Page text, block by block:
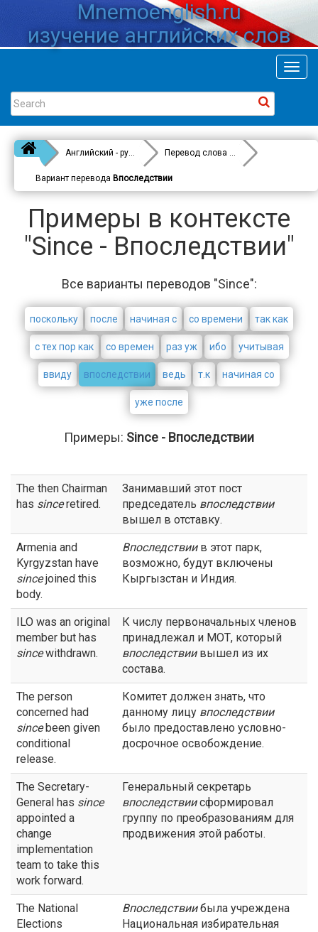
Mnemoenglish.ru
изучение английских слов
Английский - русский Перевод слова
Since
Вариант перевода Впоследствии
Примеры в контексте
"Since - Впоследствии"
Все варианты переводов "Since":
поскольку после начиная с со времени так как
с тех пор как со времен раз уж ибо учитывая
ввиду впоследствии ведь т.к начиная со
уже после
Примеры: Since - Впоследствии
The then Chairman
has sinceretired.
Занимавший этот пост
председатель впоследствии
вышел в отставку.
Armenia and
Kyrgyzstan have
sincejoined this
body.
Впоследствиив этот парк,
возможно, будут включены
Кыргызстан и Индия.
ILO was an original
member but has
sincewithdrawn.
К числу первоначальных членов
принадлежал и МОТ, который
впоследствиивышел из их
состава.
The person
concerned had
sincebeen given
conditional
release.
Комитет должен знать, что
данному лицу впоследствии
было предоставлено условно-
досрочное освобождение.
The Secretary-
General has since
appointed a
change
implementation
team to take this
work forward.
Генеральный секретарь
впоследствиисформировал
группу по преобразованиям для
продвижения этой работы.
The National
Elections
Впоследствиибыла учреждена
Национальная избирательная